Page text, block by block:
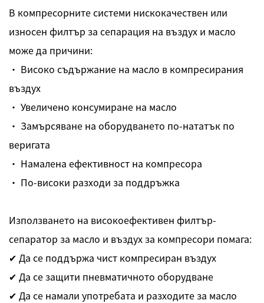
В компресорните системи нискокачествен или
износен филтър за сепарация на въздух и масло
може да причини:
· Високо съдържание на масло в компресирания
въздух
· Увеличено консумиране на масло
· Замърсяване на оборудването по-нататък по
веригата
· Намалена ефективност на компресора
· По-високи разходи за поддръжка
Използването на високоефективен филтър-
сепаратор за масло и въздух за компресори помага:
✔ Да се поддържа чист компресиран въздух
✔ Да се защити пневматичното оборудване
✔ Да се намали употребата и разходите за масло